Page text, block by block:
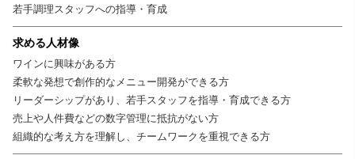
若手調理スタッフへの指導・育成
求める人材像
ワインに興味がある方
柔軟な発想で創作的なメニュー開発ができる方
リーダーシップがあり、若手スタッフを指導・育成できる方
売上や人件費などの数字管理に抵抗がない方
組織的な考え方を理解し、チームワークを重視できる方